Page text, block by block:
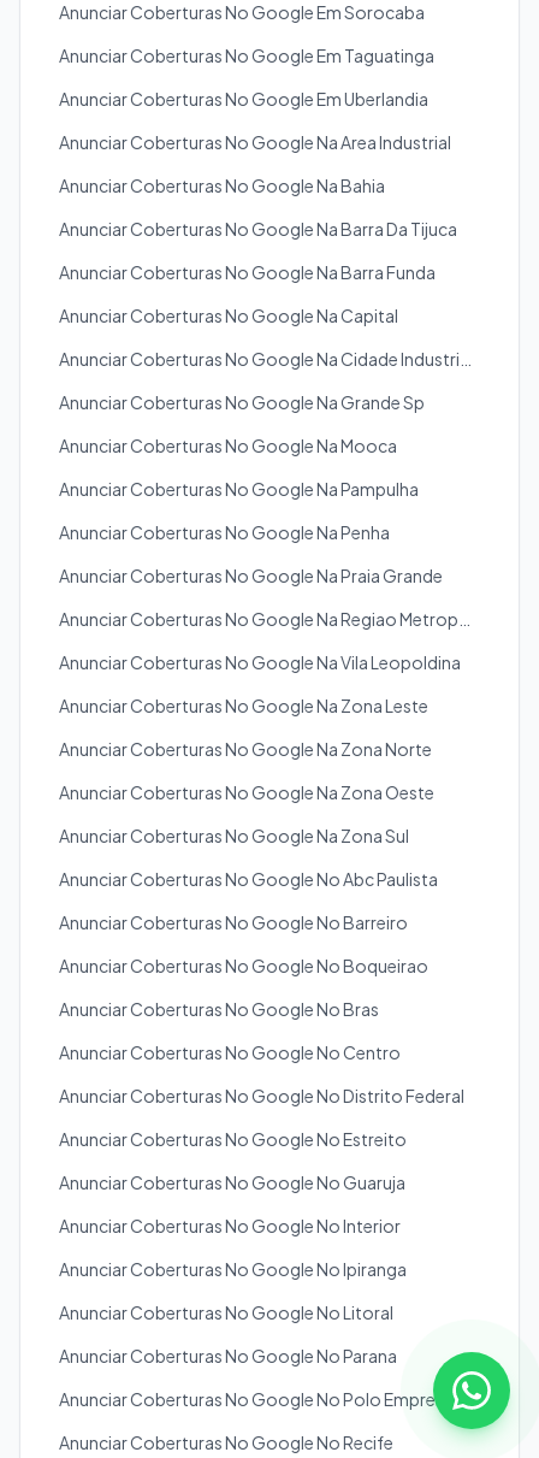
Anunciar Coberturas No Google Em Sorocaba
Anunciar Coberturas No Google Em Taguatinga
Anunciar Coberturas No Google Em Uberlandia
Anunciar Coberturas No Google Na Area Industrial
Anunciar Coberturas No Google Na Bahia
Anunciar Coberturas No Google Na Barra Da Tijuca
Anunciar Coberturas No Google Na Barra Funda
Anunciar Coberturas No Google Na Capital
Anunciar Coberturas No Google Na Grande Sp
Anunciar Coberturas No Google Na Mooca
Anunciar Coberturas No Google Na Pampulha
Anunciar Coberturas No Google Na Penha
Anunciar Coberturas No Google Na Praia Grande
Anunciar Coberturas No Google Na Vila Leopoldina
Anunciar Coberturas No Google Na Zona Leste
Anunciar Coberturas No Google Na Zona Norte
Anunciar Coberturas No Google Na Zona Oeste
Anunciar Coberturas No Google Na Zona Sul
Anunciar Coberturas No Google No Abc Paulista
Anunciar Coberturas No Google No Barreiro
Anunciar Coberturas No Google No Boqueirao
Anunciar Coberturas No Google No Bras
Anunciar Coberturas No Google No Centro
Anunciar Coberturas No Google No Distrito Federal
Anunciar Coberturas No Google No Estreito
Anunciar Coberturas No Google No Guaruja
Anunciar Coberturas No Google No Interior
Anunciar Coberturas No Google No Ipiranga
Anunciar Coberturas No Google No Litoral
Anunciar Coberturas No Google No Parana
Anunciar Coberturas No Google No Polo Empresarial
Anunciar Coberturas No Google No Recife